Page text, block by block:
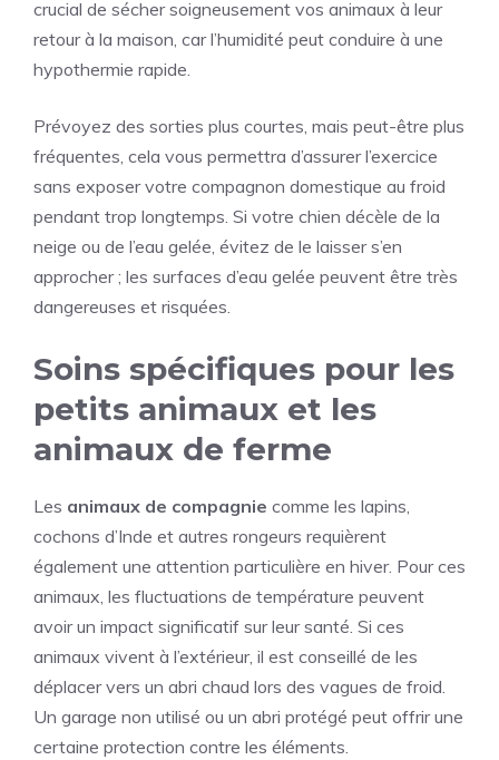
crucial de sécher soigneusement vos animaux à leur
retour à la maison, car l’humidité peut conduire à une
hypothermie rapide.
Prévoyez des sorties plus courtes, mais peut-être plus
fréquentes, cela vous permettra d’assurer l’exercice
sans exposer votre compagnon domestique au froid
pendant trop longtemps. Si votre chien décèle de la
neige ou de l’eau gelée, évitez de le laisser s’en
approcher ; les surfaces d’eau gelée peuvent être très
dangereuses et risquées.
Soins spécifiques pour les
petits animaux et les
animaux de ferme
Les animaux de compagnie comme les lapins,
cochons d’Inde et autres rongeurs requièrent
également une attention particulière en hiver. Pour ces
animaux, les fluctuations de température peuvent
avoir un impact significatif sur leur santé. Si ces
animaux vivent à l’extérieur, il est conseillé de les
déplacer vers un abri chaud lors des vagues de froid.
Un garage non utilisé ou un abri protégé peut offrir une
certaine protection contre les éléments.